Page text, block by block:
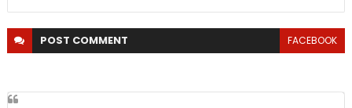
POST COMMENT FACEBOOK